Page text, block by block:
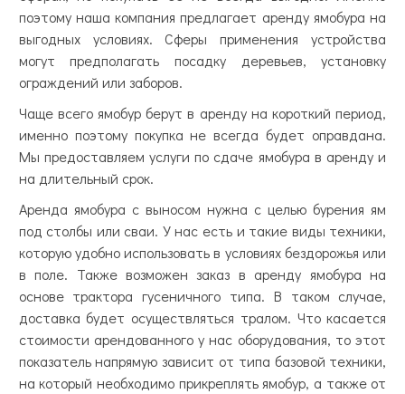
поэтому наша компания предлагает аренду ямобура на
выгодных условиях. Сферы применения устройства
могут предполагать посадку деревьев, установку
ограждений или заборов.
Чаще всего ямобур берут в аренду на короткий период,
именно поэтому покупка не всегда будет оправдана.
Мы предоставляем услуги по сдаче ямобура в аренду и
на длительный срок.
Аренда ямобура с выносом нужна с целью бурения ям
под столбы или сваи. У нас есть и такие виды техники,
которую удобно использовать в условиях бездорожья или
в поле. Также возможен заказ в аренду ямобура на
основе трактора гусеничного типа. В таком случае,
доставка будет осуществляться тралом. Что касается
стоимости арендованного у нас оборудования, то этот
показатель напрямую зависит от типа базовой техники,
на который необходимо прикреплять ямобур, а также от